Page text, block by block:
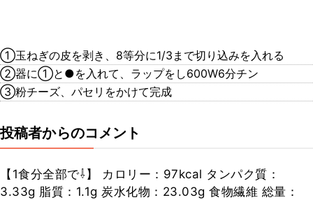
①玉ねぎの皮を剥き、8等分に1/3まで切り込みを入れる
②器に①と●を入れて、ラップをし600W6分チン
③粉チーズ、パセリをかけて完成
投稿者からのコメント
【1食分全部で⇩】 カロリー：97kcal タンパク質：
3.33g 脂質：1.1g 炭水化物：23.03g 食物繊維 総量：